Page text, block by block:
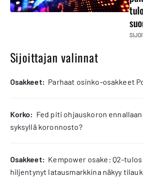
Sijoittajan valinnat
osakkeet: Parhaat osinko-osakkeet
korko: Fed piti ohjauskoron ennallaan
syksyllä koronnosto?
osakkeet: Kempower osake: Q2-
hiljentynyt latausmarkkina näkyy